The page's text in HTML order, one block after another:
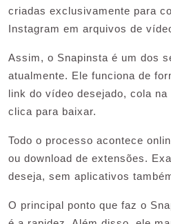
criadas exclusivamente para
Instagram em arquivos de
Assim, o Snapinsta é um dos
atualmente. Ele funciona de
link do vídeo desejado, cola
clica para baixar.
Todo o processo acontece
ou download de extensões.
deseja, sem aplicativos
O principal ponto que faz o